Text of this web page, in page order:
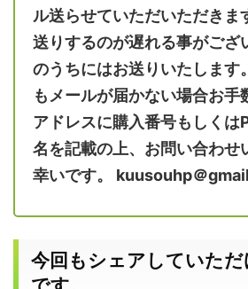
ル送らせていただいただきま
送りするのが遅れる事がござ
のうちにはお送りいたします
もメールが届かない場合お手
アドレスに購入番号もしくは
名を記載の上、お問い合わせ
幸いです。 kuusouhp＠
今回もシェアしていた